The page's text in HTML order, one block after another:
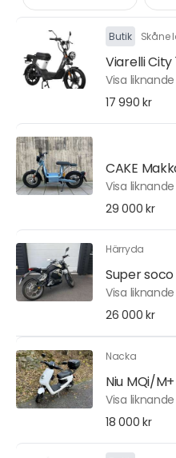
Butik Skåne
Viarelli City
Visa liknande
17 990 kr
CAKE
Visa liknande
29 000 kr
Härryda
Super
Visa liknande
26 000 kr
Nacka
Niu MQi/
Visa liknande
18 000 kr